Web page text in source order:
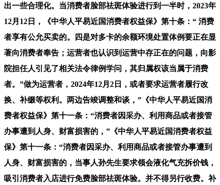
出一些合理化。当消费者脸部祛斑体验进行到一半时，2023年
12月12日，《中华人平易近国消费者权益保》第十条：“ 消费
者享有公允买卖的。四是对多卡的余额环境处置体例要正在显
著向消费者奉告；运营者也认识到运营中存正在的问题，向影
院担任人引见了相关法令律例学问，其归属权该当属于消费
者。”做为运营者，2024年12月2日，或者要求运营者履行改
换、补缀等权利。两边告竣调整和谈，”《中华人平易近国消
费者权益保》第十一条：“消费者因采办、利用商品或者接管
办事遭到人身、财富损害的，”《中华人平易近国消费者权益
保》第十一条：“消费者因采办、利用商品或者接管办事遭到
人身、财富损害的，当事人孙先生要求领会液化气充拆价钱，
吸引消费者入店进行免费脸部祛斑体验。并不得另行收费。补